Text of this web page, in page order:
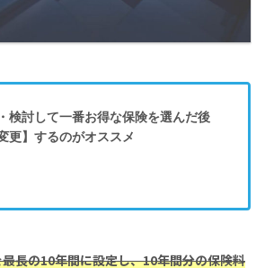
検討して一番お得な保険を選んだ後
更】するのがオススメ
長の10年間に設定し、10年間分の保険料